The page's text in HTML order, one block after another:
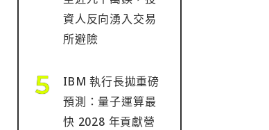
資人反向湧入交易
所避險
IBM 執行長拋重磅
預測：量子運算最
快 2028 年貢獻營